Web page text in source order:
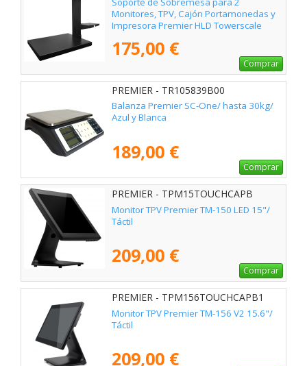
Monitores, TPV, Cajón Portamonedas y
Impresora Premier HLD Towerscale
175,00 €
Comprar
PREMIER - TR105839B00
Balanza Premier SC-One/ hasta 30kg/
Azul y Blanca
189,00 €
Comprar
PREMIER - TPM15TOUCHCAPB
Monitor TPV Premier TM-150 LED 15"/
Táctil
209,00 €
Comprar
PREMIER - TPM156TOUCHCAPB1
Monitor TPV Premier TM-156 V2 15.6"/
Táctil
209,00 €